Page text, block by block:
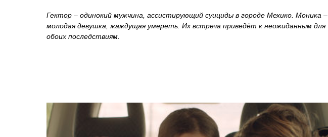
Гектор – одинокий мужчина, ассистирующий суициды в городе Мехико. Моника –
молодая девушка, жаждущая умереть. Их встреча приведёт к неожиданным для
обоих последствиям.